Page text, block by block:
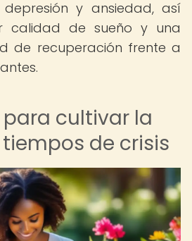
y ansiedad, así
calidad de sueño y una
de recuperación frente a
cultivar la
de crisis